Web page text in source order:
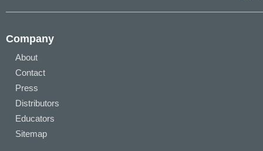
Company
About
Contact
Press
Distributors
Educators
Sitemap